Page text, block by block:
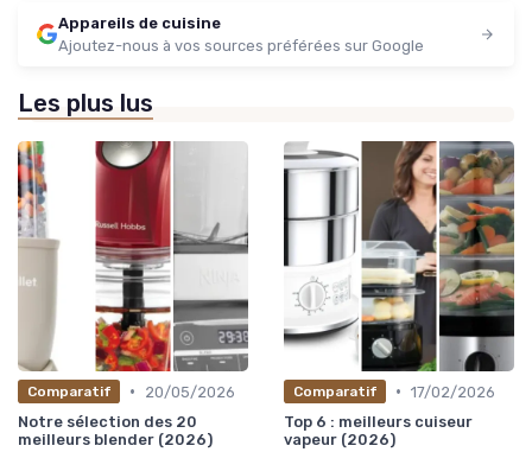
Appareils de cuisine
Ajoutez-nous à vos sources préférées sur Google
Les plus lus
Comparatif •
20/05/2026
Notre sélection des 20
meilleurs blender (2026)
Comparatif • 17/02/2026
Top 6 : meilleurs cuiseur
vapeur (2026)